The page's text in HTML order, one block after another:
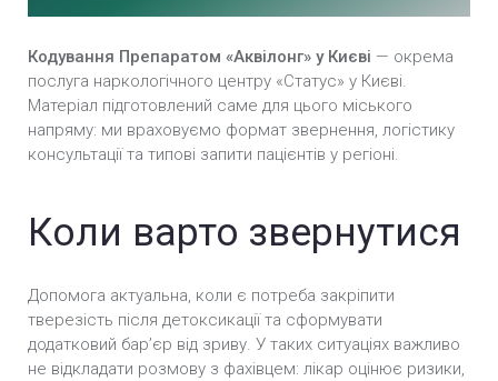
Кодування алкоголізму вдома у Києві
Кодування від алкоголю в стаціонарі у Києві
Кодування від алкоголізму уколом у Києві
Безпечне кодування від алкоголізму у Києві
Анонімне кодування від алкоголізму у Києві
Кодування Препаратом «Аквілонг» у Києві — окрема
послуга наркологічного центру «Статус» у Києві.
Матеріал підготовлений саме для цього міського
напряму: ми враховуємо формат звернення, логістику
консультації та типові запити пацієнтів у регіоні.
Коли варто звернутися
Допомога актуальна, коли є потреба закріпити
тверезість після детоксикації та сформувати
додатковий барʼєр від зриву. У таких ситуаціях важливо
не відкладати розмову з фахівцем: лікар оцінює ризики,